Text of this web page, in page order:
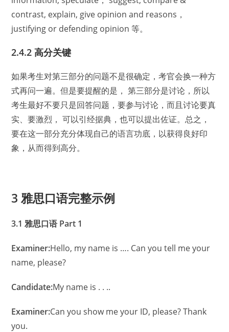
contrast, explain, give opinion and reasons，
justifying or defending opinion 等。
2.4.2 高分关键
如果考生对第三部分的问题不是很确定，考官会换一种方
式再问一遍。但是要提醒的是， 第三部分是讨论，所以
考生最好不要只是回答问题，要参与讨论，而且讨论要真
实、要激烈， 可以引经据典，也可以提出佐证。总之，
要在这一部分充分体现自己的语言功底，以获得良好印
象，从而得到高分。
3 雅思口语完整示例
3.1 雅思口语 Part 1
Examiner:Hello, my name is …. Can you tell me your
name, please?
Candidate:My name is . . ..
Examiner:Can you show me your ID, please? Thank
you.